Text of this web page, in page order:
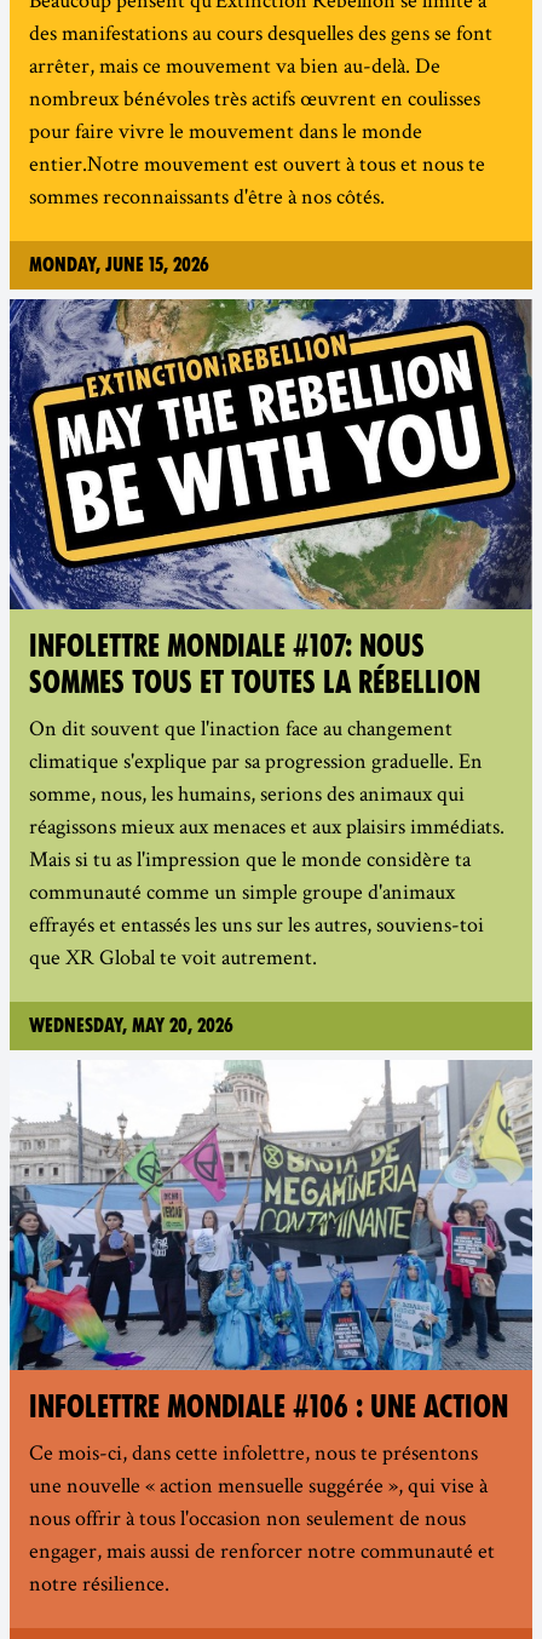
des manifestations au cours desquelles des gens se font
arrêter, mais ce mouvement va bien au-delà. De
nombreux bénévoles très actifs œuvrent en coulisses
pour faire vivre le mouvement dans le monde
entier.Notre mouvement est ouvert à tous et nous te
sommes reconnaissants d'être à nos côtés.
Monday, June 15, 2026
INFOLETTRE MONDIALE #107: NOUS
SOMMES TOUS ET TOUTES LA RÉBELLION
On dit souvent que l'inaction face au changement
climatique s'explique par sa progression graduelle. En
somme, nous, les humains, serions des animaux qui
réagissons mieux aux menaces et aux plaisirs immédiats.
Mais si tu as l'impression que le monde considère ta
communauté comme un simple groupe d'animaux
effrayés et entassés les uns sur les autres, souviens-toi
que XR Global te voit autrement.
Wednesday, May 20, 2026
INFOLETTRE MONDIALE #106 : UNE ACTION
Ce mois-ci, dans cette infolettre, nous te présentons
une nouvelle « action mensuelle suggérée », qui vise à
nous offrir à tous l'occasion non seulement de nous
engager, mais aussi de renforcer notre communauté et
notre résilience.